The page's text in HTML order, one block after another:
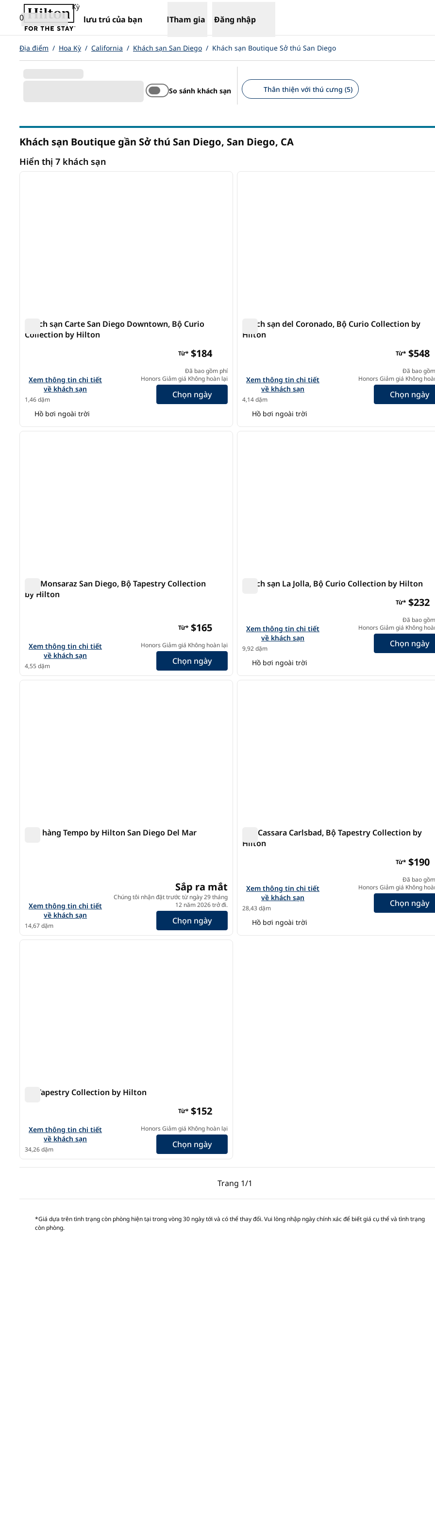
Bỏ qua nội dung
0
Kỳ
lưu trú của bạn
,Mở tab mới
Tham gia Đăng nhập
Địa điểm / Hoa Kỳ / California / Khách sạn San Diego / Khách sạn Boutique Sở thú San Diego
So sánh khách sạn Thân thiện với thú cưng (5)
Khách sạn Boutique gần Sở thú San Diego, San Diego, CA
Hiển thị 7 khách sạn
Hiển thị 7 khách sạn
1/12
ảnh sau
Khách sạn Carte San Diego Downtown, Bộ Curio
Collection by Hilton
Xem chi tiết khách sạn cho Carte Hotel San Diego Downtown, Curio Collection by Hilton
Xem thông tin chi tiết
về khách sạn
1,46 dặm
Từ* $184
Đã bao gồm phí
Honors Giảm giá Không hoàn lại
Chọn ngày
Hồ bơi ngoài trời
1/12
Khách sạn del Coronado, Bộ Curio Collection by
Hilton
Xem chi tiết khách sạn cho Hotel del Coronado, Curio
Xem thông tin chi tiết
về khách sạn
4,14 dặm
Từ* $548
Đã bao
Honors Giảm giá Không
Chọn ngày
Hồ bơi ngoài trời
1/12
1/12
ảnh sau
The Monsaraz San Diego, Bộ Tapestry Collection
by Hilton
Xem chi tiết khách sạn cho The Monsaraz San Diego, Tapestry Collection by Hilton
Xem thông tin chi tiết
về khách sạn
4,55 dặm
Từ* $165
Honors Giảm giá Không hoàn lại
Chọn ngày
1
1/12
Khách sạn La Jolla, Bộ Curio Collection by Hilton
Xem chi tiết khách sạn cho Hotel La Jolla, Curio
Xem thông tin chi tiết
về khách sạn
9,92 dặm
Từ* $232
Đã bao
Honors Giảm giá Không
Chọn ngày
Hồ bơi ngoài trời
1/7
1/7
ảnh sau
Nhà hàng Tempo by Hilton San Diego Del Mar
Xem chi tiết khách sạn Tempo by Hilton San Diego Del Mar
Xem thông tin chi tiết
về khách sạn
14,67 dặm
Sắp ra mắt
Chúng tôi nhận đặt trước từ ngày 29 tháng
12 năm 2026 trở đi.
Chọn ngày
1
1/12
The Cassara Carlsbad, Bộ Tapestry Collection by
Hilton
Xem chi tiết khách sạn cho The Cassara Carlsbad,
Xem thông tin chi tiết
về khách sạn
28,43 dặm
Từ* $190
Đã bao
Honors Giảm giá Không
Chọn ngày
Hồ bơi ngoài trời
1/12
1/12
ảnh sau
Bộ Tapestry Collection by Hilton
Xem chi tiết khách sạn The Fin Hotel, Tapestry Collection by Hilton
Xem thông tin chi tiết
về khách sạn
34,26 dặm
Từ* $152
Honors Giảm giá Không hoàn lại
Chọn ngày
Trang 1/1
Trang trước, 1/1
Trang 1/1
*Giá dựa trên tình trạng còn phòng hiện tại trong vòng 30 ngày tới và có thể thay đổi. Vui lòng nhập ngày chính xác để biết giá cụ thể và tình trạng
còn phòng.